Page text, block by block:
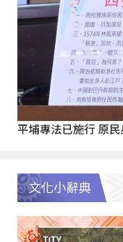
平埔專法已施行 原
文化小辭典